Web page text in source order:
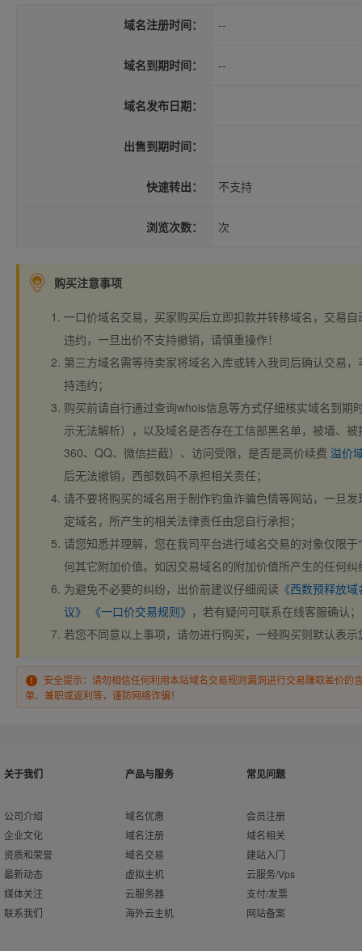
域名注册时间： --
域名到期时间： --
域名发布日期：
出售到期时间：
快速转出： 不支持
浏览次数： 次
购买注意事项
一口价域名交易，买家购买后立即扣款并转移域名，交易
违约，一旦出价不支持撤销，请慎重操作！
第三方域名需等待卖家将域名入库或转入我司后确认交易
持违约；
购买前请自行通过查询whois信息等方式仔细核实域名到期
示无法解析），以及域名是否存在工信部黑名单，被墙、
360、QQ、微信拦截）、访问受限，是否是高价续费 溢价
后无法撤销，西部数码不承担相关责任；
请不要将购买的域名用于制作钓鱼诈骗色情等网站，一旦
定域名，所产生的相关法律责任由您自行承担；
请您知悉并理解，您在我司平台进行域名交易的对象仅限于
何其它附加价值。如因交易域名的附加价值所产生的任何
为避免不必要的纠纷，出价前建议仔细阅读 《西数预释放
议》
《一口价交易规则》 ，若有疑问可联系在线客服确认；
若您不同意以上事项，请勿进行购买，一经购买则默认表
安全提示：请勿相信任何利用本站域名交易规则漏洞进行交易赚取差价的
单、兼职或返利等，谨防网络诈骗！
关于我们
公司介绍
企业文化
资质和荣誉
最新动态
媒体关注
联系我们
产品与服务
域名优惠
域名注册
域名交易
虚拟主机
云服务器
海外云主机
常见问题
会员注册
域名相关
建站入门
云服务/Vps
支付/发票
网站备案